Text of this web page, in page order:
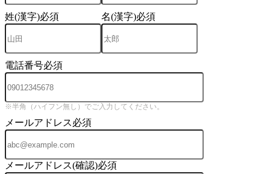
姓(漢字)必須 名(漢字)必須
電話番号必須
※半角（ハイフン無し）でご入力してください。
メールアドレス必須
メールアドレス(確認)必須